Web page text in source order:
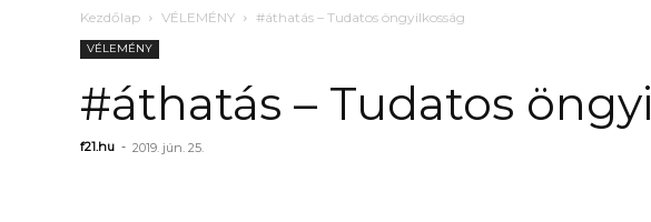
Kezdőlap VÉLEMÉNY #áthatás – Tudatos öngyilkosság
VÉLEMÉNY
#áthatás – Tudatos
f21.hu - 2019. jún. 25.